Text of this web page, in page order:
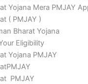
Yojana Mera PMJAY
( PMJAY )
Bharat Yojana
Eligibility
Yojana PMJAY
PMJAY